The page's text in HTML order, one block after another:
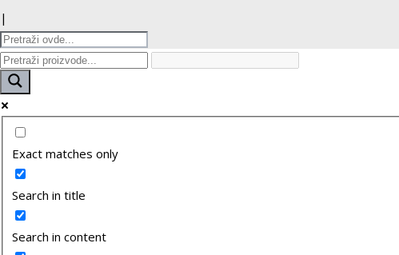
|
Exact matches only
Search in title
Search in content